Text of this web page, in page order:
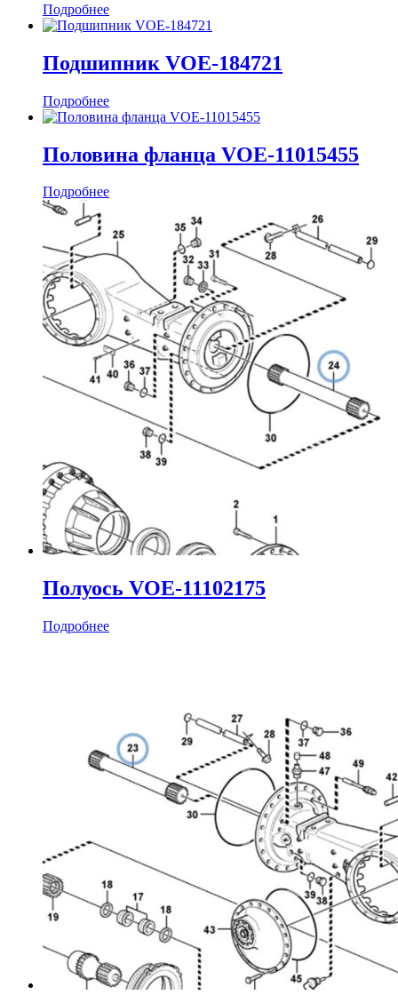
Подробнее
Подшипник VOE-184721
Подробнее
Половина фланца VOE-11015455
Подробнее
Полуось VOE-11102175
Подробнее